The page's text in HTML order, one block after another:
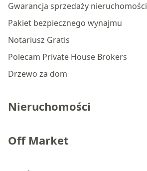
Gwarancja sprzedaży nieruchomości
Pakiet bezpiecznego wynajmu
Notariusz Gratis
Polecam Private House Brokers
Drzewo za dom
Nieruchomości
Off Market